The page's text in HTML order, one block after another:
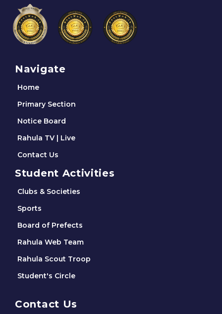
Navigate
Home
Primary Section
Notice Board
Rahula TV | Live
Contact Us
Student Activities
Clubs & Societies
Sports
Board of Prefects
Rahula Web Team
Rahula Scout Troop
Student's Circle
Contact Us